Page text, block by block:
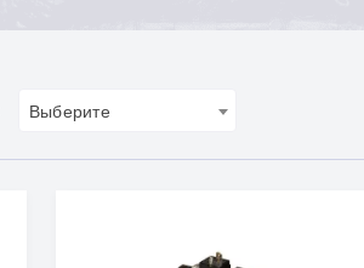
Выберите